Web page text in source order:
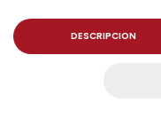
DESCRIPCION